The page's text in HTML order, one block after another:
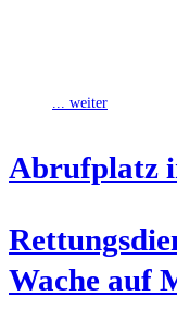
... weiter
Abruf­platz
Wache auf